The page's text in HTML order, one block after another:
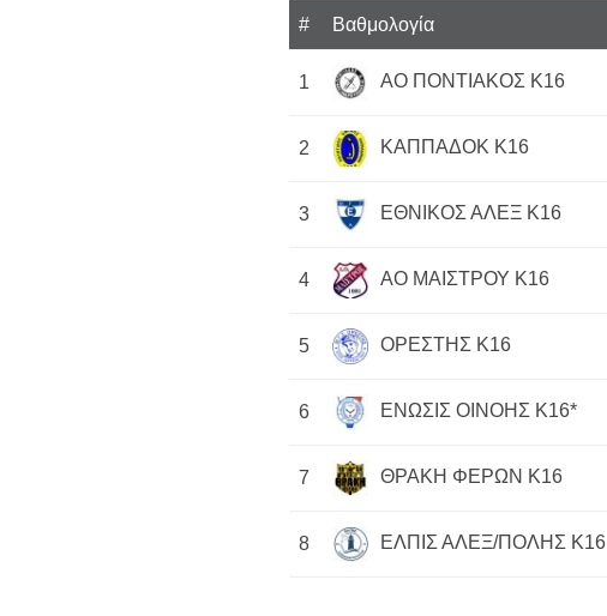
# Βαθμολογία
1 ΑΟ ΠΟΝΤΙΑΚΟΣ Κ16
2 ΚΑΠΠΑΔΟΚ Κ16
3 ΕΘΝΙΚΟΣ ΑΛΕΞ Κ16
4 ΑΟ ΜΑΙΣΤΡΟΥ Κ16
5 ΟΡΕΣΤΗΣ Κ16
6 ΕΝΩΣΙΣ ΟΙΝΟΗΣ Κ16*
7 ΘΡΑΚΗ ΦΕΡΩΝ Κ16
8 ΕΛΠΙΣ ΑΛΕΞ/ΠΟΛΗΣ Κ16